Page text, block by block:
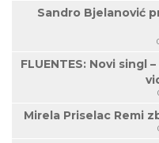
Sandro Bjelanović
FLUENTES: Novi singl
Mirela Priselac Remi